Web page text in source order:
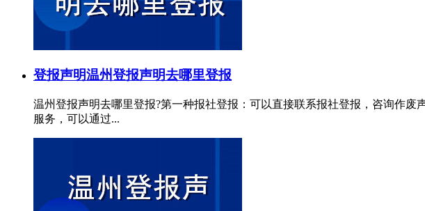
登报声明温州登报声明去哪里登报
温州登报声明去哪里登报?第一种报社登报：可以直接联系报社登报，咨询作
服务，可以通过...